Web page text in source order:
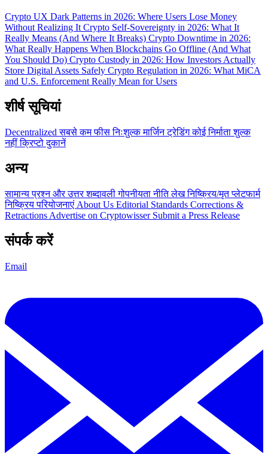
Crypto UX Dark Patterns in 2026: Where Users Lose Money
Without Realizing It Crypto Self-Sovereignty in 2026: What It
Really Means (And Where It Breaks) Crypto Downtime in 2026:
What Really Happens When Blockchains Go Offline (And What
You Should Do) Crypto Custody in 2026: How Investors Actually
Store Digital Assets Safely Crypto Regulation in 2026: What MiCA
and U.S. Enforcement Really Mean for Users
शीर्ष सूचियां
Decentralizedसबसे कम फीसनिःशुल्कमार्जिन ट्रेडिंगकोई निर्माता शुल्क
नहींक्रिप्टो दुकानें
अन्य
सामान्य प्रश्न और उत्तरशब्दावलीगोपनीयता नीतिलेखनिष्क्रिय/मृत प्लेटफार्म
निष्क्रिय परियोजनाएं About Us Editorial Standards Corrections &
Retractions Advertise on Cryptowisser Submit a Press Release
संपर्क करें
Email